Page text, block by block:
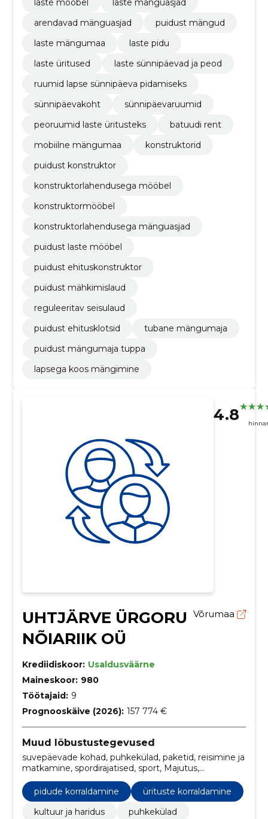
laste mööbel
laste mänguasjad
arendavad mänguasjad
puidust mängud
laste mängumaa
laste pidu
laste üritused
laste sünnipäevad ja peod
ruumid lapse sünnipäeva pidamiseks
sünnipäevakoht
sünnipäevaruumid
peoruumid laste üritusteks
batuudi rent
mobiilne mängumaa
konstruktorid
puidust konstruktor
konstruktorlahendusega mööbel
konstruktormööbel
konstruktorlahendusega mänguasjad
puidust laste mööbel
puidust ehituskonstruktor
puidust mähkimislaud
reguleeritav seisulaud
puidust ehitusklotsid
tubane mängumaja
puidust mängumaja tuppa
lapsega koos mängimine
4.8
UHTJÄRVE ÜRGORU
NÕIARIIK OÜ
Võrumaa
Krediidiskoor: Usaldusväärne
Maineskoor: 980
Töötajaid: 9
Prognooskäive (2026): 157 774 €
Muud lõbustustegevused
suvepäevade kohad, puhkekülad, paketid, reisimine ja
matkamine, spordirajatised, sport, Majutus,
pidude korraldamine
ürituste korraldamine
kultuur ja haridus
puhkekülad